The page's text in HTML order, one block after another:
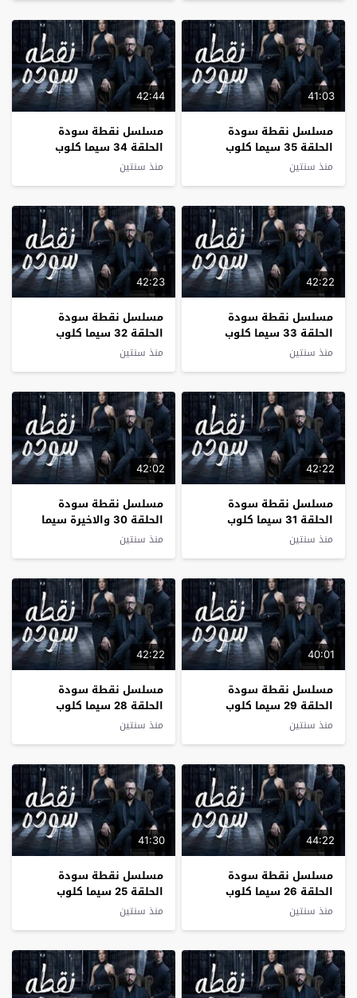
41:03
مسلسل نقطة سودة
الحلقة 35 سيما كلوب
منذ سنتين
42:44
مسلسل نقطة سودة
الحلقة 34 سيما كلوب
منذ سنتين
42:22
مسلسل نقطة سودة
الحلقة 33 سيما كلوب
منذ سنتين
42:23
مسلسل نقطة سودة
الحلقة 32 سيما كلوب
منذ سنتين
42:22
مسلسل نقطة سودة
الحلقة 31 سيما كلوب
منذ سنتين
42:02
مسلسل نقطة سودة
الحلقة 30 والاخيرة سيما
كلوب
منذ سنتين
40:01
مسلسل نقطة سودة
الحلقة 29 سيما كلوب
منذ سنتين
42:22
مسلسل نقطة سودة
الحلقة 28 سيما كلوب
منذ سنتين
44:22
مسلسل نقطة سودة
الحلقة 26 سيما كلوب
منذ سنتين
41:30
مسلسل نقطة سودة
الحلقة 25 سيما كلوب
منذ سنتين